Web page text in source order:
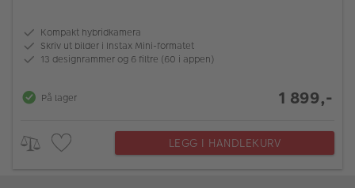
Kompakt hybridkamera
Skriv ut bilder i Instax Mini-formatet
13 designrammer og 6 filtre (60 i appen)
På lager 1 899,-
LEGG I HANDLEKURV